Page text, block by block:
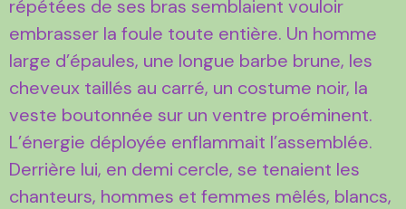
répétées de ses bras semblaient vouloir
embrasser la foule toute entière. Un homme
large d’épaules, une longue barbe brune, les
cheveux taillés au carré, un costume noir, la
veste boutonnée sur un ventre proéminent.
L’énergie déployée enflammait l’assemblée.
Derrière lui, en demi cercle, se tenaient les
chanteurs, hommes et femmes mêlés, blancs,